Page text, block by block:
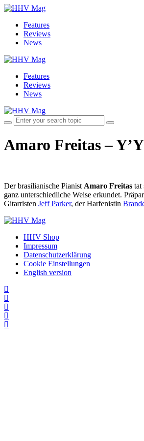
Features
Reviews
News
Features
Reviews
News
Amaro Freitas – Y’Y
Der brasilianische Pianist Amaro Freitas tat
ganz unterschiedliche Weise erkundet.
Gitarristen Jeff Parker, der Harfenistin
HHV Shop
Impressum
Datenschutzerklärung
Cookie Einstellungen
English version